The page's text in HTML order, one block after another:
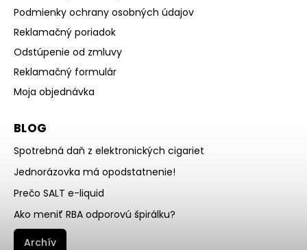
Podmienky ochrany osobných údajov
Reklamačný poriadok
Odstúpenie od zmluvy
Reklamačný formulár
Moja objednávka
BLOG
Spotrebná daň z elektronických cigariet
Jednorázovka má opodstatnenie!
Prečo SALT e-liquid
Ako meniť RBA odporovú špirálku?
Archív